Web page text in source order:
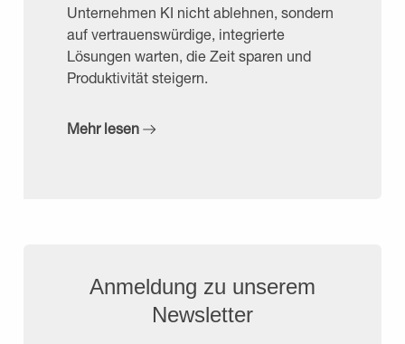
Unternehmen KI nicht ablehnen, sondern
auf vertrauenswürdige, integrierte
Lösungen warten, die Zeit sparen und
Produktivität steigern.
Mehr lesen
Anmeldung zu unserem
Newsletter